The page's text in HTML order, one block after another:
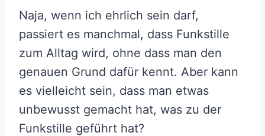
Naja, wenn ich ehrlich sein darf,
passiert es manchmal, dass Funkstille
zum Alltag wird, ohne dass man den
genauen Grund dafür kennt. Aber kann
es vielleicht sein, dass man etwas
unbewusst gemacht hat, was zu der
Funkstille geführt hat?